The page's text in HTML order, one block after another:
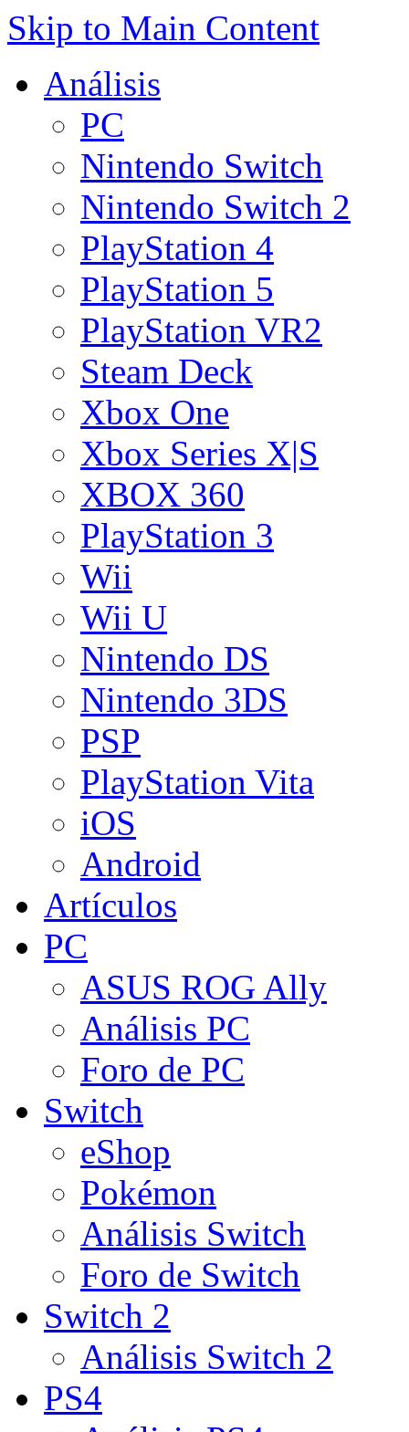
Skip to Main Content
Análisis
PC
Nintendo Switch
Nintendo Switch 2
PlayStation 4
PlayStation 5
PlayStation VR2
Steam Deck
Xbox One
Xbox Series X|S
XBOX 360
PlayStation 3
Wii
Wii U
Nintendo DS
Nintendo 3DS
PSP
PlayStation Vita
iOS
Android
Artículos
PC
ASUS ROG Ally
Análisis PC
Foro de PC
Switch
eShop
Pokémon
Análisis Switch
Foro de Switch
Switch 2
Análisis Switch 2
PS4